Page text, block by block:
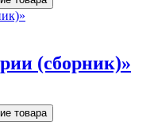
(сборник)»